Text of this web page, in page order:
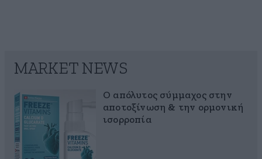
MARKET NEWS
Ο απόλυτος σύμμαχος στην
αποτοξίνωση & την ορμονική
ισορροπία